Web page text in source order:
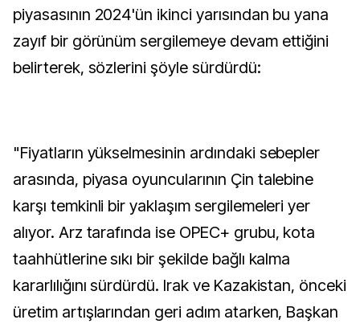
piyasasının 2024'ün ikinci yarısından bu yana
zayıf bir görünüm sergilemeye devam ettiğini
belirterek, sözlerini şöyle sürdürdü:
"Fiyatların yükselmesinin ardındaki sebepler
arasında, piyasa oyuncularının Çin talebine
karşı temkinli bir yaklaşım sergilemeleri yer
alıyor. Arz tarafında ise OPEC+ grubu, kota
taahhütlerine sıkı bir şekilde bağlı kalma
kararlılığını sürdürdü. Irak ve Kazakistan, önceki
üretim artışlarından geri adım atarken, Başkan